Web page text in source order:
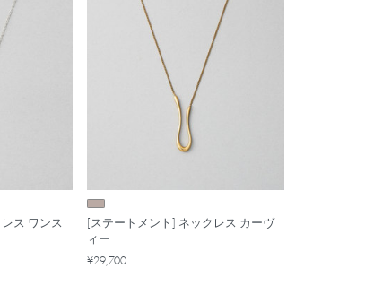
ス ワンス
[ステートメント] ネックレス カーヴ
ィー
¥29,700